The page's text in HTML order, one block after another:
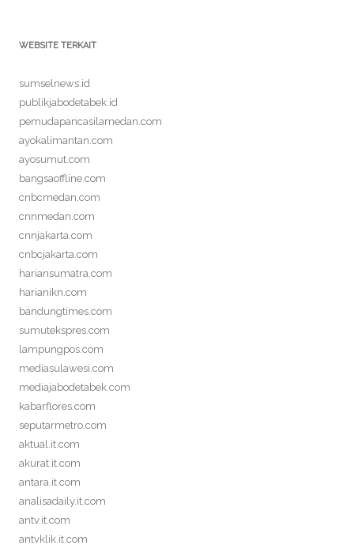
WEBSITE TERKAIT
sumselnews.id
publikjabodetabek.id
pemudapancasilamedan.com
ayokalimantan.com
ayosumut.com
bangsaoffline.com
cnbcmedan.com
cnnmedan.com
cnnjakarta.com
cnbcjakarta.com
hariansumatra.com
harianikn.com
bandungtimes.com
sumutekspres.com
lampungpos.com
mediasulawesi.com
mediajabodetabek.com
kabarflores.com
seputarmetro.com
aktual.it.com
akurat.it.com
antara.it.com
analisadaily.it.com
antv.it.com
antvklik.it.com